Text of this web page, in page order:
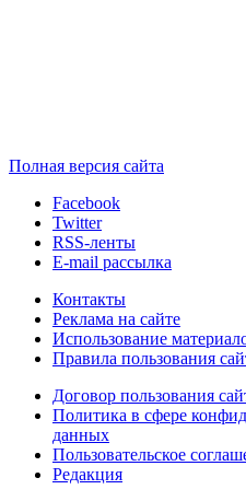
Полная версия сайта
Facebook
Twitter
RSS-ленты
E-mail рассылка
Контакты
Реклама на сайте
Использование
Правила пользования
Договор пользования
Политика в сфере
данных
Пользовательское
Редакция